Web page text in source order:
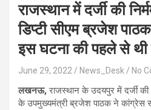
राजस्‍थान में दर्जी की
ड‍िप्‍टी सीएम ब्रजेश
इस घटना की पहले से थी
June 29, 2022 News_Desk No
लखनऊ,राजस्‍थान के उदयपुर में दर्जी की
के उपमुख्‍यमंत्री ब्रजेश पाठक ने कांग्रेस